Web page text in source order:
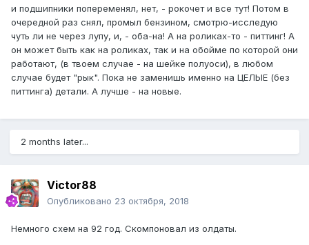
и подшипники попеременял, нет, - рокочет и все тут! Потом в
очередной раз снял, промыл бензином, смотрю-исследую
чуть ли не через лупу, и, - оба-на! А на роликах-то - питтинг! А
он может быть как на роликах, так и на обойме по которой они
работают, (в твоем случае - на шейке полуоси), в любом
случае будет "рык". Пока не заменишь именно на ЦЕЛЫЕ (без
питтинга) детали. А лучше - на новые.
2 months later...
Victor88
Опубликовано 23 октября, 2018
Немного схем на 92 год. Скомпоновал из олдаты.